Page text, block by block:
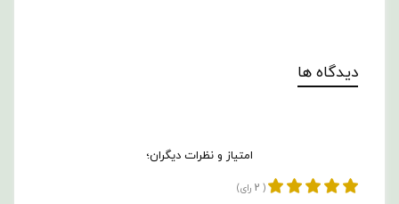
دیدگاه ها
امتیاز و نظرات دیگران؛
(
2 رای)